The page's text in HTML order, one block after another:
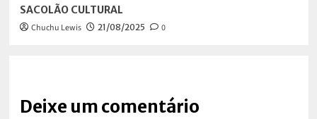
SACOLÃO CULTURAL
Chuchu Lewis 21/08/2025 0
Deixe um comentário